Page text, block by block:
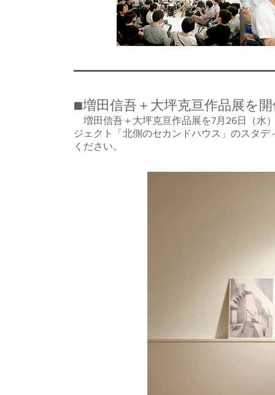
■増田信吾＋大坪克亘作品展を
増田信吾＋大坪克亘作品展を7月26日（水
ジェクト「北側のセカンドハウス」のスタ
ください。